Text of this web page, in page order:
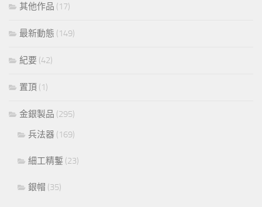
其他作品 (17)
最新動態 (149)
紀要 (42)
置頂 (1)
金銀製品 (295)
兵法器 (169)
細工精鏨 (23)
銀帽 (35)